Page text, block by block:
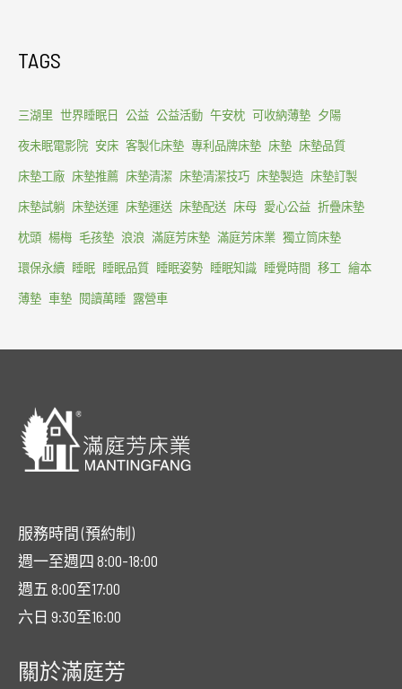
TAGS
三湖里 世界睡眠日 公益 公益活動 午安枕 可收納薄墊 夕陽
夜未眠電影院 安床 客製化床墊 專利品牌床墊 床墊 床墊品質
床墊工廠 床墊推薦 床墊清潔 床墊清潔技巧 床墊製造 床墊訂製
床墊試躺 床墊送運 床墊運送 床墊配送 床母 愛心公益 折疊床墊
枕頭 楊梅 毛孩墊 浪浪 滿庭芳床墊 滿庭芳床業 獨立筒床墊
環保永續 睡眠 睡眠品質 睡眠姿勢 睡眠知識 睡覺時間 移工 繪本
薄墊 車墊 閱讀萬睡 露營車
服務時間 (預約制)
週一至週四 8:00-18:00
週五 8:00至17:00
六日 9:30至16:00
關於滿庭芳